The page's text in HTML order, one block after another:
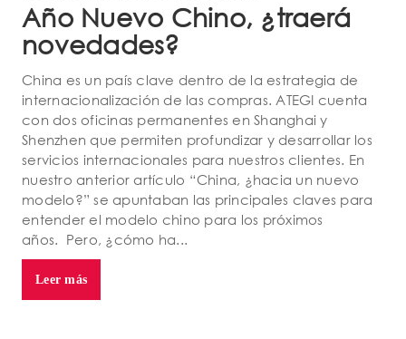
Año Nuevo Chino, ¿traerá
novedades?
China es un país clave dentro de la estrategia de
internacionalización de las compras. ATEGI cuenta
con dos oficinas permanentes en Shanghai y
Shenzhen que permiten profundizar y desarrollar los
servicios internacionales para nuestros clientes. En
nuestro anterior artículo “China, ¿hacia un nuevo
modelo?” se apuntaban las principales claves para
entender el modelo chino para los próximos
años. Pero, ¿cómo ha...
Leer más